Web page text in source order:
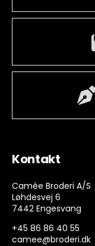
Kontakt
Camée Broderi A/S
Løhdesvej 6
7442 Engesvang
+45 86 86 40 55
camee@broderi.dk